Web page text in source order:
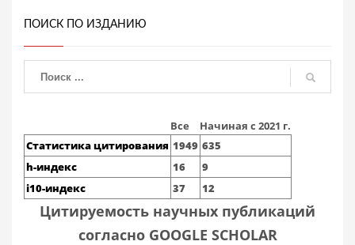
ПОИСК ПО ИЗДАНИЮ
Все
Начиная с 2021 г.
Статистика цитирования 1949 635
h-индекс
16
9
i10-индекс
37 12
Цитируемость научных публикаций
согласно GOOGLE SCHOLAR